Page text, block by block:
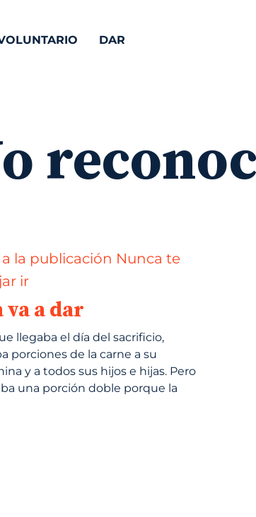
DAR
va a dar
llegaba el día del sacrificio,
porciones de la carne a su
y a todos sus hijos e hijas. Pero
una porción doble porque la